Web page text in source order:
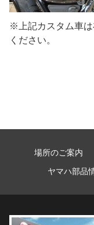
※上記カスタム車
ください。
場所のご案内
ヤマハ部品